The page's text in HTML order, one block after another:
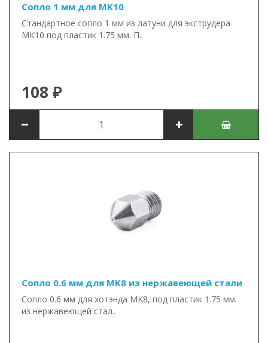
Сопло 1 мм для MK10
Стандартное сопло 1 мм из латуни для экструдера
МК10 под пластик 1.75 мм. П..
108 ₽
Сопло 0.6 мм для MK8 из нержавеющей стали
Сопло 0.6 мм для хотэнда MK8, под пластик 1.75 мм.
из нержавеющей стал..